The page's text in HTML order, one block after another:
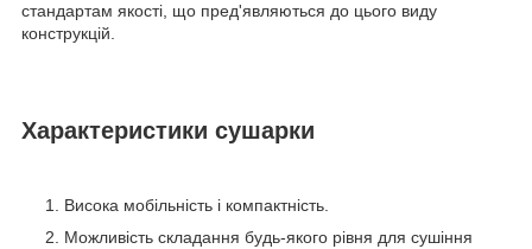
стандартам якості, що пред'являються до цього виду
конструкцій.
Характеристики сушарки
Висока мобільність і компактність.
Можливість складання будь-якого рівня для сушіння